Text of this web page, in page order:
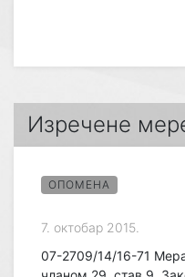
Изречене
ОПОМЕНА
7. октобар 2015.
07-2709/14/16-71